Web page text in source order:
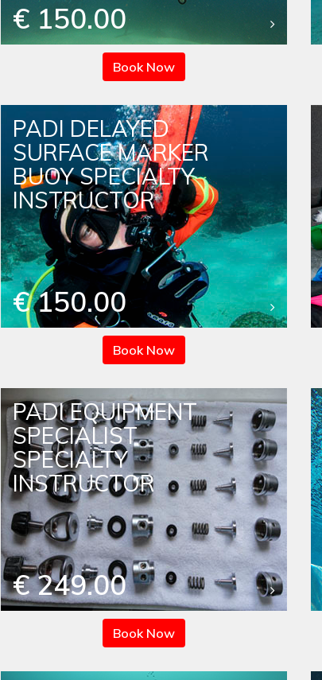
€ 150.00
Book Now
PADI DELAYED
SURFACE MARKER
BUOY SPECIALTY
INSTRUCTOR
€ 150.00
Book Now
PADI EQUIPMENT
SPECIALIST
SPECIALTY
INSTRUCTOR
€ 249.00
Book Now